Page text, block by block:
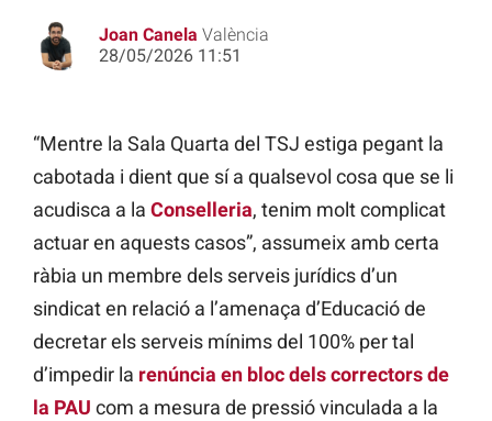
Joan Canela València
28/05/2026 11:51
“Mentre la Sala Quarta del TSJ estiga pegant la
cabotada i dient que sí a qualsevol cosa que se li
acudisca a la Conselleria, tenim molt complicat
actuar en aquests casos”, assumeix amb certa
ràbia un membre dels serveis jurídics d’un
sindicat en relació a l’amenaça d’Educació de
decretar els serveis mínims del 100% per tal
d’impedir la renúncia en bloc dels correctors de
la PAU com a mesura de pressió vinculada a la